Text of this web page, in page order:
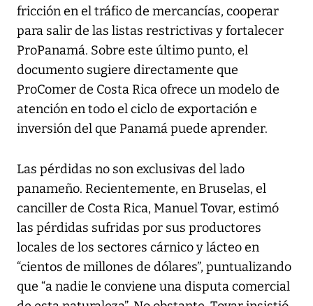
fricción en el tráfico de mercancías, cooperar
para salir de las listas restrictivas y fortalecer
ProPanamá. Sobre este último punto, el
documento sugiere directamente que
ProComer de Costa Rica ofrece un modelo de
atención en todo el ciclo de exportación e
inversión del que Panamá puede aprender.
Las pérdidas no son exclusivas del lado
panameño. Recientemente, en Bruselas, el
canciller de Costa Rica, Manuel Tovar, estimó
las pérdidas sufridas por sus productores
locales de los sectores cárnico y lácteo en
“cientos de millones de dólares”, puntualizando
que “a nadie le conviene una disputa comercial